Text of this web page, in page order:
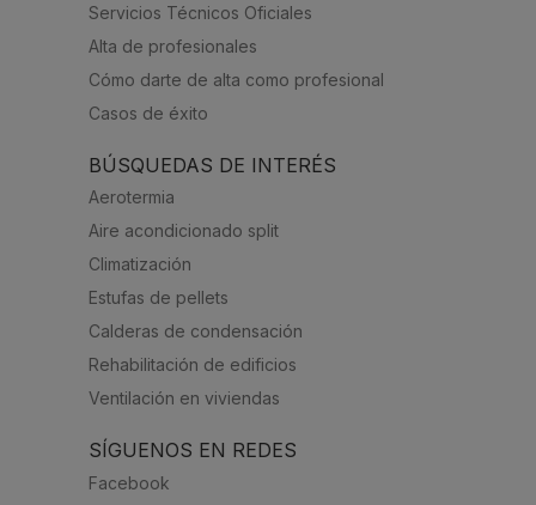
Servicios Técnicos Oficiales
Alta de profesionales
Cómo darte de alta como profesional
Casos de éxito
BÚSQUEDAS DE INTERÉS
Aerotermia
Aire acondicionado split
Climatización
Estufas de pellets
Calderas de condensación
Rehabilitación de edificios
Ventilación en viviendas
SÍGUENOS EN REDES
Facebook